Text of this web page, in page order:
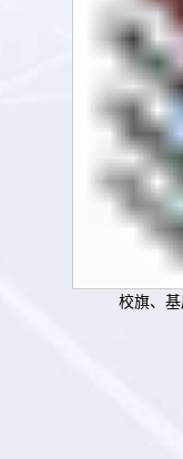
校旗、